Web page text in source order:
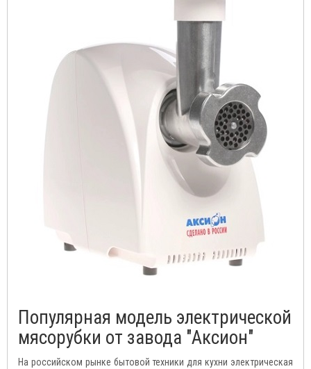
Популярная модель электрической
мясорубки от завода "Аксион"
На российском рынке бытовой техники для кухни электрическая